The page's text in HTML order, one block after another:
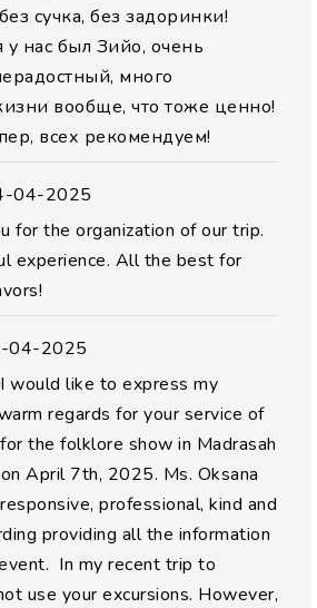
сучка, без задоринки!
нас был Зийо, очень
много
вообще, что тоже ценно!
всех рекомендуем!
04-2025
for the organization of our trip.
experience. All the best for
04-2025
would like to express my
regards for your service of
the folklore show in Madrasah
April 7th, 2025. Ms. Oksana
professional, kind and
providing all the information
In my recent trip to
use your excursions. However,